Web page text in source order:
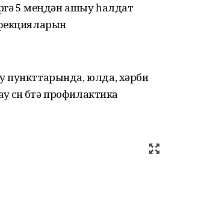
5 меңдән ашыу һалдат
пункттарында, юлда, хәрби
бөтә профилактика